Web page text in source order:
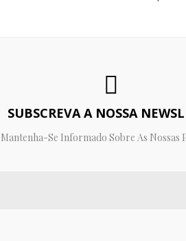
SUBSCREVA A NOSSA
Mantenha-Se Informado Sobre As Nossas